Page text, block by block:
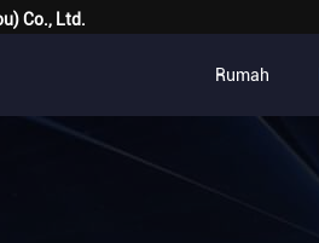
Co., Ltd.
Rumah